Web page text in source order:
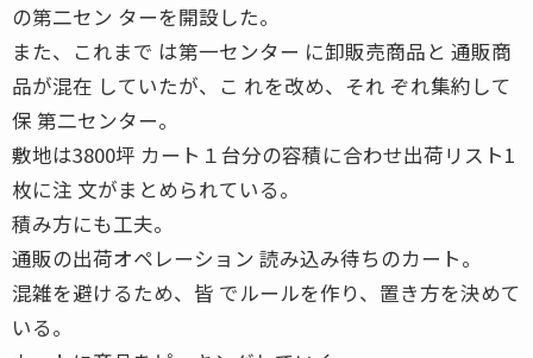
の第二セン ターを開設した。
また、これまで は第一センター に卸販売商品と 通販商
品が混在 していたが、こ れを改め、それ ぞれ集約して
保 第二センター。
敷地は3800坪 カート１台分の容積に合わせ出荷リスト1
枚に注 文がまとめられている。
積み方にも工夫。
通販の出荷オペレーション 読み込み待ちのカート。
混雑を避けるため、皆 でルールを作り、置き方を決めて
いる。